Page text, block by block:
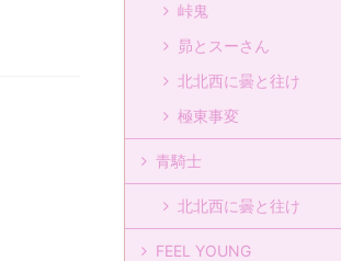
峠鬼
昴とスーさん
北北西に曇と往け
極東事変
青騎士
北北西に曇と往け
FEEL YOUNG